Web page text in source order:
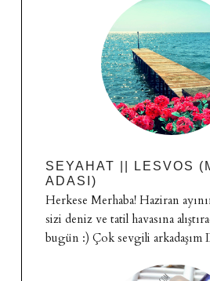
SEYAHAT || LESVOS
ADASI)
Herkese Merhaba! Haziran
sizi deniz ve tatil havasına
bugün :) Çok sevgili arkadaşım